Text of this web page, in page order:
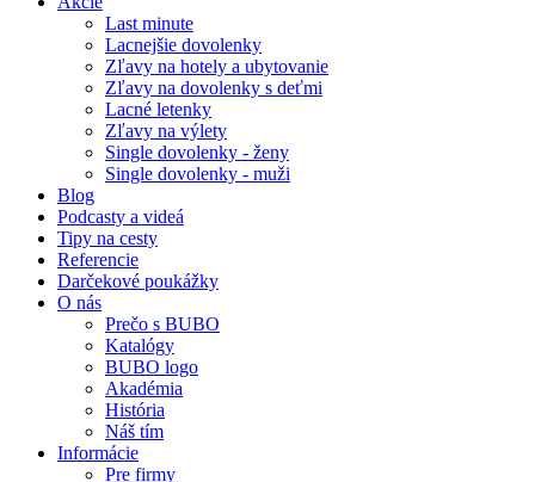
Last minute
Lacnejšie dovolenky
Zľavy na hotely a ubytovanie
Zľavy na dovolenky s deťmi
Lacné letenky
Zľavy na výlety
Single dovolenky - ženy
Single dovolenky - muži
Blog
Podcasty a videá
Tipy na cesty
Referencie
Darčekové poukážky
O nás
Prečo s BUBO
Katalógy
BUBO logo
Akadémia
História
Náš tím
Informácie
Pre firmy